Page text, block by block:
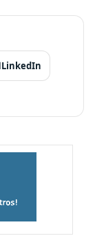
LinkedIn